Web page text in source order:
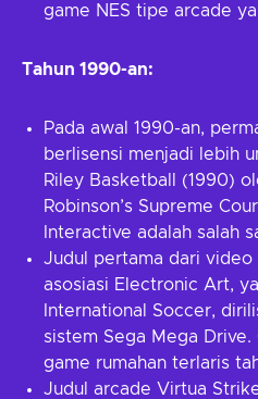
game NES tipe arcade
Tahun 1990-an:
Pada awal 1990-an,
berlisensi menjadi lebih
Riley Basketball (1990)
Robinson’s Supreme
Interactive adalah salah
Judul pertama dari video
asosiasi Electronic Art,
International Soccer,
sistem Sega Mega
game rumahan terlaris
Judul arcade Virtua